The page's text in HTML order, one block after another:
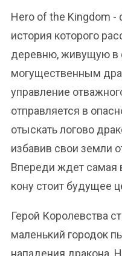
Hero of the Kingdom -
история которого
деревню, живущую в
могущественным
управление
отправляется в
отыскать логово
избавив свои земли
Впереди ждет самая
кону стоит будущее
Герой Королевства
маленький городок
нападения дракона.